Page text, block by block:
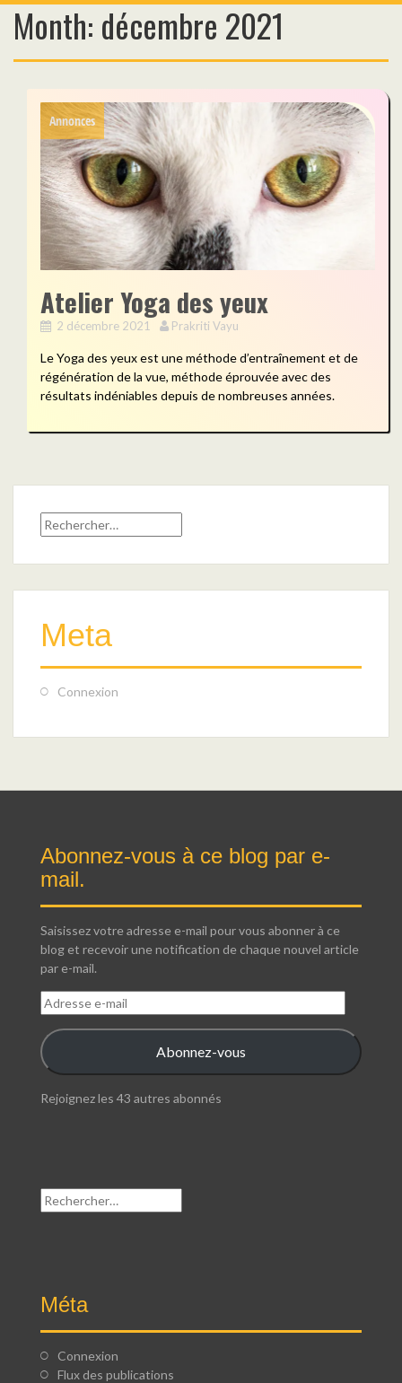
SkipMonth: décembre 2021
Annonces
Atelier Yoga des yeux
2 décembre 2021 Prakriti Vayu
Le Yoga des yeux est une méthode d’entraînement et de
régénération de la vue, méthode éprouvée avec des
résultats indéniables depuis de nombreuses années.
Rechercher :
Meta
Connexion
Abonnez-vous à ce blog par e-
mail.
Saisissez votre adresse e-mail pour vous abonner à ce
blog et recevoir une notification de chaque nouvel article
par e-mail.
Adresse
e-
mail
Abonnez-vous
Rejoignez les 43 autres abonnés
Rechercher :
Méta
Connexion
Flux des publications